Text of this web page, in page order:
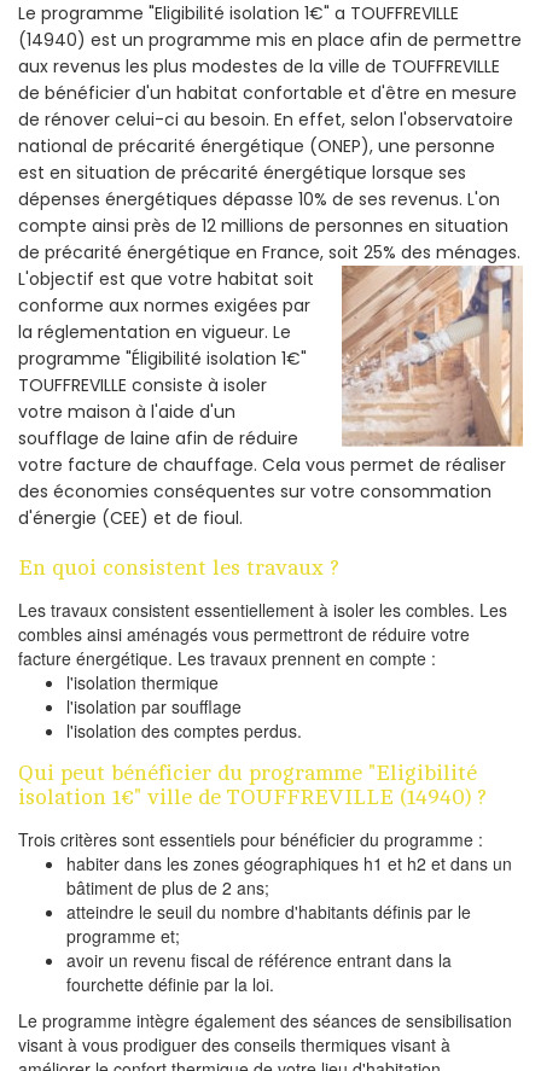
Le programme "Eligibilité isolation 1€" a TOUFFREVILLE
(14940) est un programme mis en place afin de permettre
aux revenus les plus modestes de la ville de TOUFFREVILLE
de bénéficier d'un habitat confortable et d'être en mesure
de rénover celui-ci au besoin. En effet, selon l'observatoire
national de précarité énergétique (ONEP), une personne
est en situation de précarité énergétique lorsque ses
dépenses énergétiques dépasse 10% de ses revenus. L'on
compte ainsi près de 12 millions de personnes en situation
de précarité énergétique en France, soit 25% des ménages.
L'objectif est que votre habitat soit
conforme aux normes exigées par
la réglementation en vigueur. Le
programme "Éligibilité isolation 1€"
TOUFFREVILLE consiste à isoler
votre maison à l'aide d'un
soufflage de laine afin de réduire
votre facture de chauffage. Cela vous permet de réaliser
des économies conséquentes sur votre consommation
d'énergie (CEE) et de fioul.
En quoi consistent les travaux ?
Les travaux consistent essentiellement à isoler les combles. Les
combles ainsi aménagés vous permettront de réduire votre
facture énergétique. Les travaux prennent en compte :
l'isolation thermique
l'isolation par soufflage
l'isolation des comptes perdus.
Qui peut bénéficier du programme "Eligibilité
isolation 1€" ville de TOUFFREVILLE (14940) ?
Trois critères sont essentiels pour bénéficier du programme :
habiter dans les zones géographiques h1 et h2 et dans un
bâtiment de plus de 2 ans;
atteindre le seuil du nombre d'habitants définis par le
programme et;
avoir un revenu fiscal de référence entrant dans la
fourchette définie par la loi.
Le programme intègre également des séances de sensibilisation
visant à vous prodiguer des conseils thermiques visant à